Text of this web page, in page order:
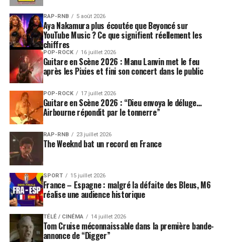
RAP-RNB 5 août 2026
Aya Nakamura plus écoutée que Beyoncé sur
YouTube Music ? Ce que signifient réellement les
chiffres
POP-ROCK 16 juillet 2026
Guitare en Scène 2026 : Manu Lanvin met le feu
après les Pixies et fini son concert dans le public
POP-ROCK 17 juillet 2026
Guitare en Scène 2026 : “Dieu envoya le déluge…
Airbourne répondit par le tonnerre”
RAP-RNB 23 juillet 2026
The Weeknd bat un record en France
SPORT 15 juillet 2026
France – Espagne : malgré la défaite des Bleus, M6
réalise une audience historique
TÉLÉ / CINÉMA 14 juillet 2026
Tom Cruise méconnaissable dans la première bande-
annonce de “Digger”